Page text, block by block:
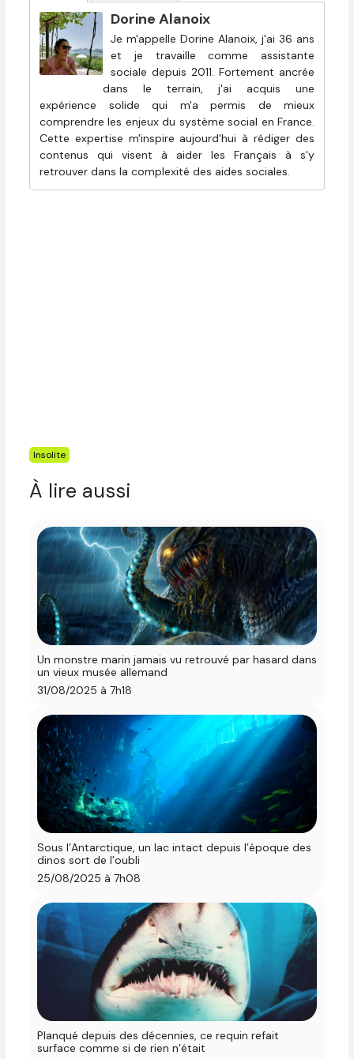
Dorine Alanoix
Je m'appelle Dorine Alanoix, j'ai 36 ans
et je travaille comme assistante
sociale depuis 2011. Fortement ancrée
dans le terrain, j'ai acquis une
expérience solide qui m'a permis de mieux
comprendre les enjeux du système social en France.
Cette expertise m'inspire aujourd'hui à rédiger des
contenus qui visent à aider les Français à s'y
retrouver dans la complexité des aides sociales.
Étiquettes
Insolite
À lire aussi
Un monstre marin jamais vu retrouvé par hasard dans
un vieux musée allemand
31/08/2025 à 7h18
Sous l’Antarctique, un lac intact depuis l’époque des
dinos sort de l’oubli
25/08/2025 à 7h08
Planqué depuis des décennies, ce requin refait
surface comme si de rien n’était